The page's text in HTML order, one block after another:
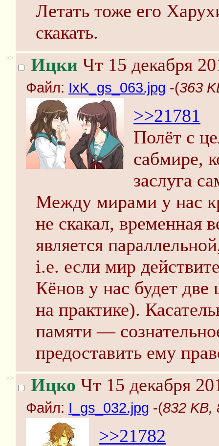
Летать тоже его
скакать.
>> Ицки Чт 15 декабря
Файл: IxK_gs_063.jpg -(363
>>21781
Полёт с
сабмире,
заслуга
Между мирами у нас
не скакал, временная
является
i.e. если мир
Кёнов у нас будет
на практике).
памяти —
предоставить ему
>> Ицко Чт 15 декабря
Файл: I_gs_032.jpg -(832 KB,
>>21782